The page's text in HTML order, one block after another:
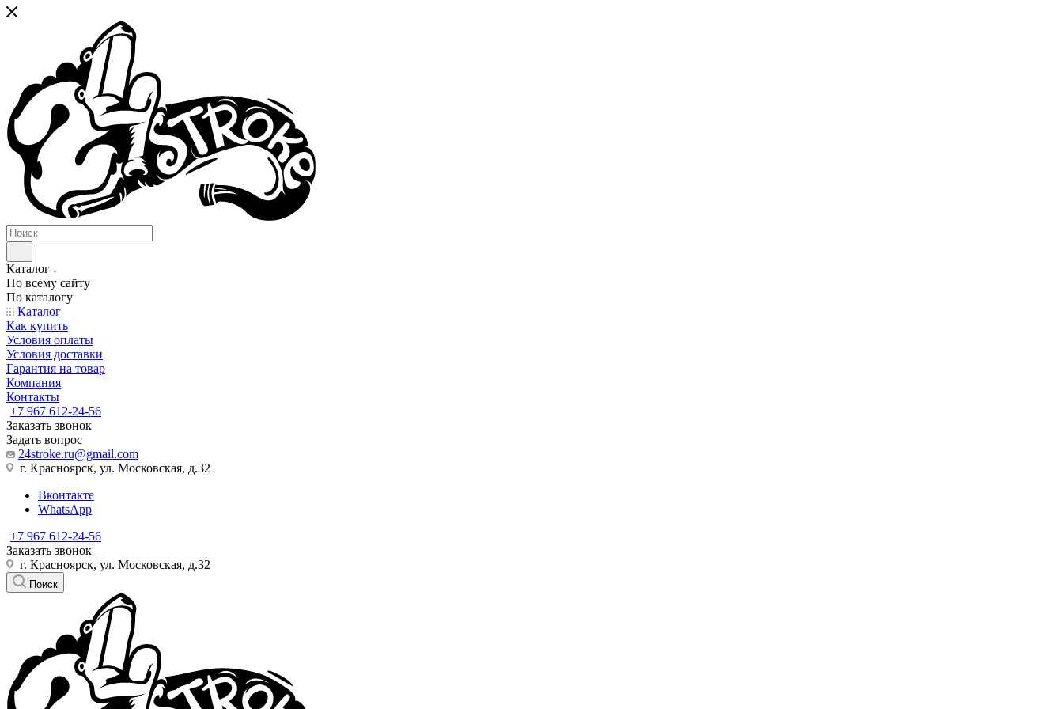
Каталог
По всему сайту
По каталогу
Каталог
Как купить
Условия оплаты
Условия доставки
Гарантия на товар
Компания
Контакты
+7 967 612-24-56
Заказать звонок
Задать вопрос
24stroke.ru@gmail.com
г. Красноярск, ул. Московская, д.32
Вконтакте
WhatsApp
+7 967 612-24-56
Заказать звонок
г. Красноярск, ул. Московская, д.32
Поиск